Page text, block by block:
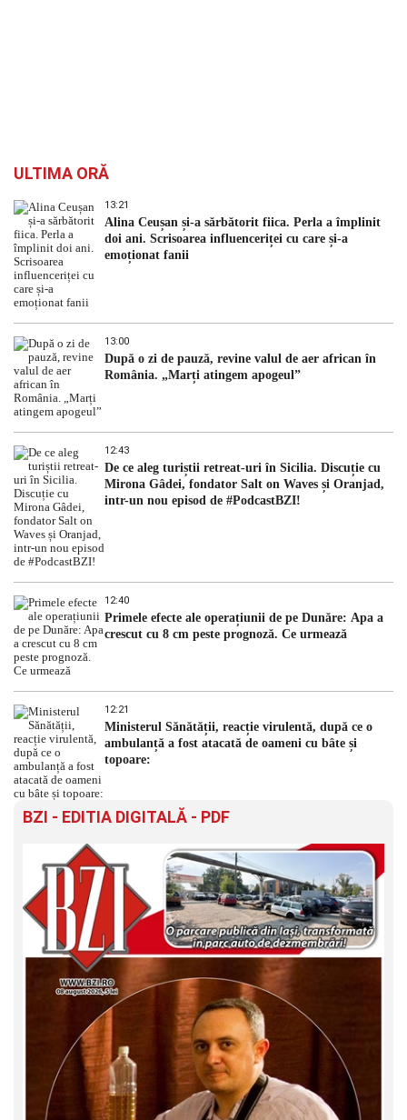
ULTIMA ORĂ
13:21
Alina Ceușan și-a sărbătorit fiica. Perla a împlinit
doi ani. Scrisoarea influenceriței cu care și-a
emoționat fanii
13:00
După o zi de pauză, revine valul de aer african în
România. „Marți atingem apogeul”
12:43
De ce aleg turiștii retreat-uri în Sicilia. Discuție cu
Mirona Gâdei, fondator Salt on Waves și Oranjad,
intr-un nou episod de #PodcastBZI!
12:40
Primele efecte ale operațiunii de pe Dunăre: Apa a
crescut cu 8 cm peste prognoză. Ce urmează
12:21
Ministerul Sănătății, reacție virulentă, după ce o
ambulanță a fost atacată de oameni cu bâte și
topoare:
BZI - EDITIA DIGITALĂ - PDF